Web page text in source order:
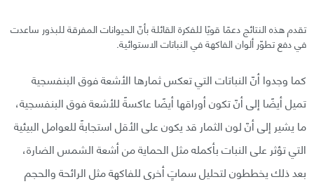
تقدم هذه النتائج دعمًا قويًا للفكرة القائلة بأنّ الحيوانات المفرقة للبذور ساعدت
في دفع تطوّر ألوان الفاكهة في النباتات الاستوائية.
كما وجدوا أنّ النباتات التي تعكس ثمارها الأشعة فوق البنفسجية
تميل أيضًا إلى أنّ تكون أوراقها أيضًا عاكسةً للأشعة فوق البنفسجية،
ما يشير إلى أنّ لون الثمار قد يكون على الأقل استجابةً للعوامل البيئية
التي تؤثر على النبات بأكمله مثل الحماية من أشعة الشمس الضارة،
بعد ذلك يخططون لتحليل سماتٍ أخرى للفاكهة مثل الرائحة والحجم